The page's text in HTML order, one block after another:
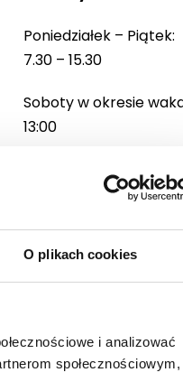
O plikach cookies
i analizować
społecznościowym,
Poniedziałek – Piątek:
7.30 – 15.30
Soboty w okresie
13:00
E-mail*